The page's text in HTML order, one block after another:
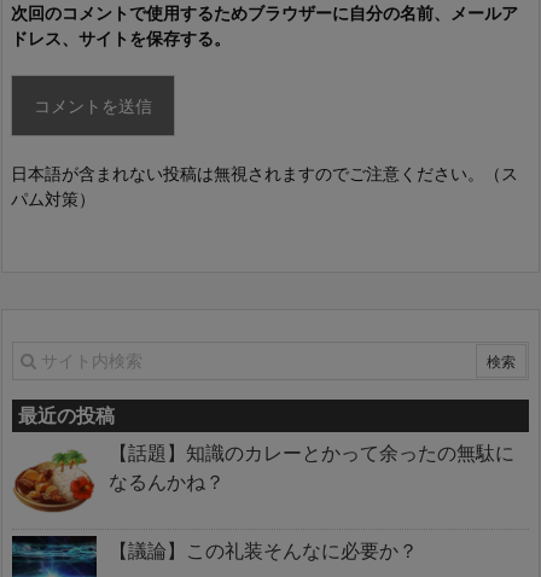
次回のコメントで使用するためブラウザーに自分の名前、メールア
ドレス、サイトを保存する。
日本語が含まれない投稿は無視されますのでご注意ください。（ス
パム対策）
最近の投稿
【話題】知識のカレーとかって余ったの無駄に
なるんかね？
【議論】この礼装そんなに必要か？